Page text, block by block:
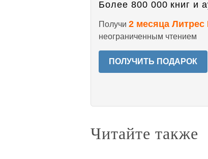
Более 800 000 книг и
Получи 2 месяца
неограниченным чтением
ПОЛУЧИТЬ ПОДАРОК
Читайте также